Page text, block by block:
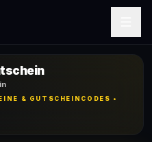
& GUTSCHEINCODES •